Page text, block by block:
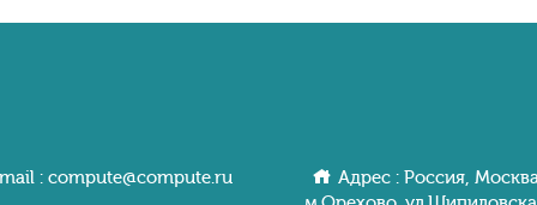
: compute@compute.ru
Адрес : Россия,